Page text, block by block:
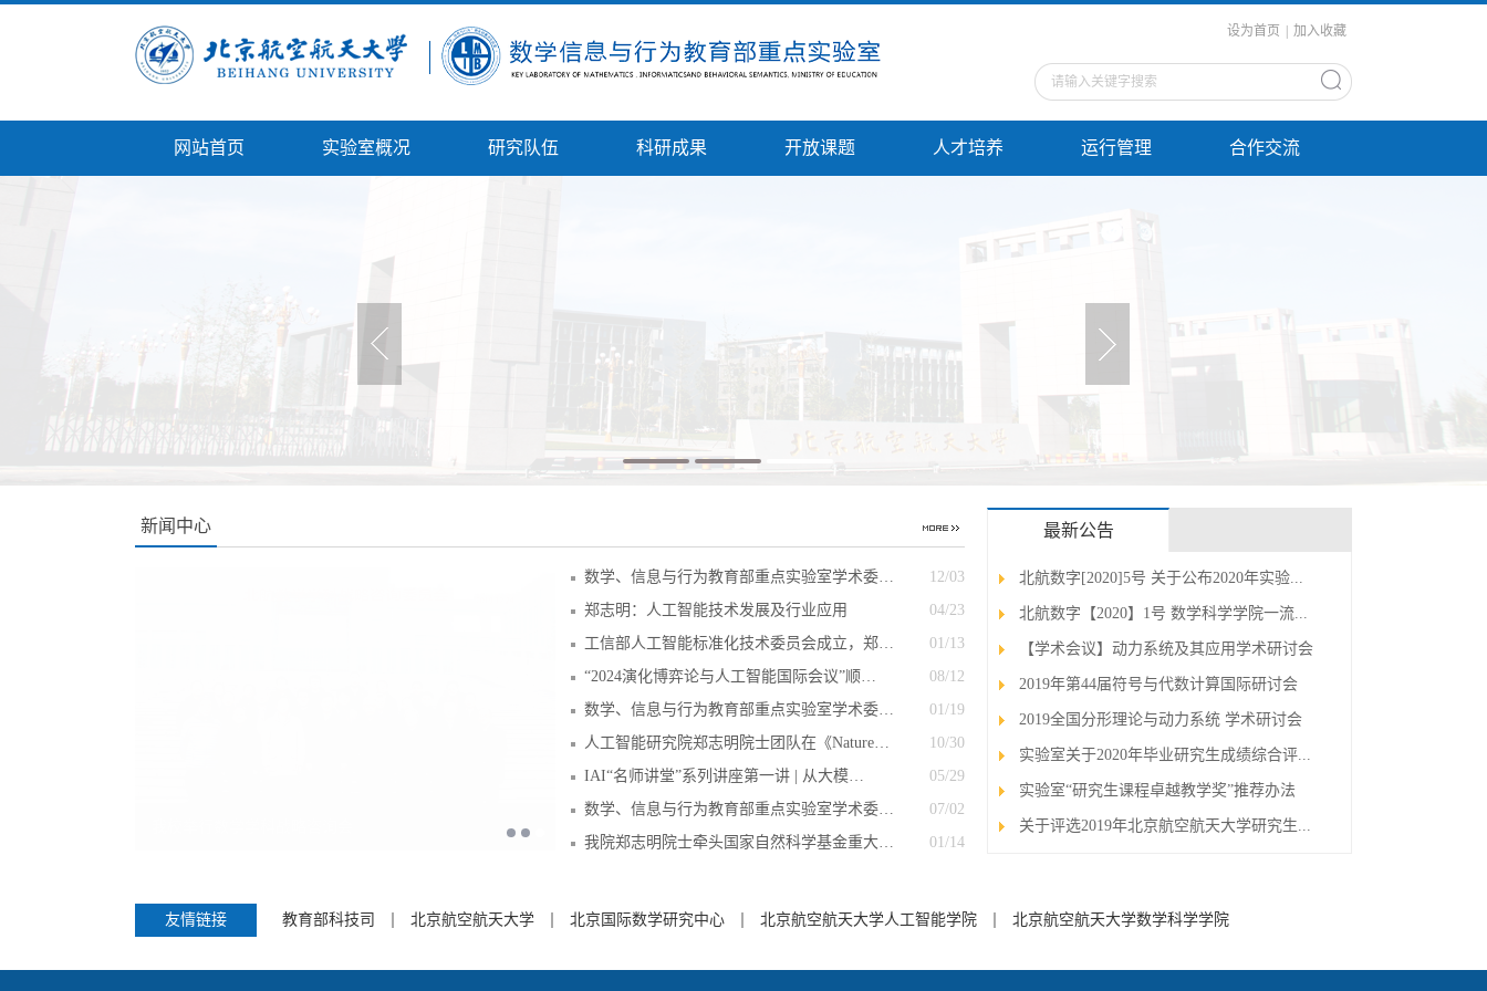
设为首页 加入收藏
网站首页 实验室概况 研究队伍 科研成果 开放课题 人才培养 运行管理 合作交流
新闻中心
12/03
数学、信息与行为教育部重点实验室学术委…
04/23
郑志明：人工智能技术发展及行业应用
01/13
工信部人工智能标准化技术委员会成立，郑…
08/12
“2024演化博弈论与人工智能国际会议”顺…
01/19
数学、信息与行为教育部重点实验室学术委…
10/30
人工智能研究院郑志明院士团队在《Nature…
05/29
IAI“名师讲堂”系列讲座第一讲 | 从大模…
07/02
数学、信息与行为教育部重点实验室学术委…
01/14
我院郑志明院士牵头国家自然科学基金重大…
最新公告
北航数字[2020]5号 关于公布2020年实验...
北航数字【2020】1号 数学科学学院一流...
【学术会议】动力系统及其应用学术研讨会
2019年第44届符号与代数计算国际研讨会
2019全国分形理论与动力系统 学术研讨会
实验室关于2020年毕业研究生成绩综合评...
实验室“研究生课程卓越教学奖”推荐办法
关于评选2019年北京航空航天大学研究生...
友情链接 教育部科技司 北京航空航天大学 北京国际数学研究中心 北京航空航天大学人工智能学院 北京航空航天大学数学科学学院